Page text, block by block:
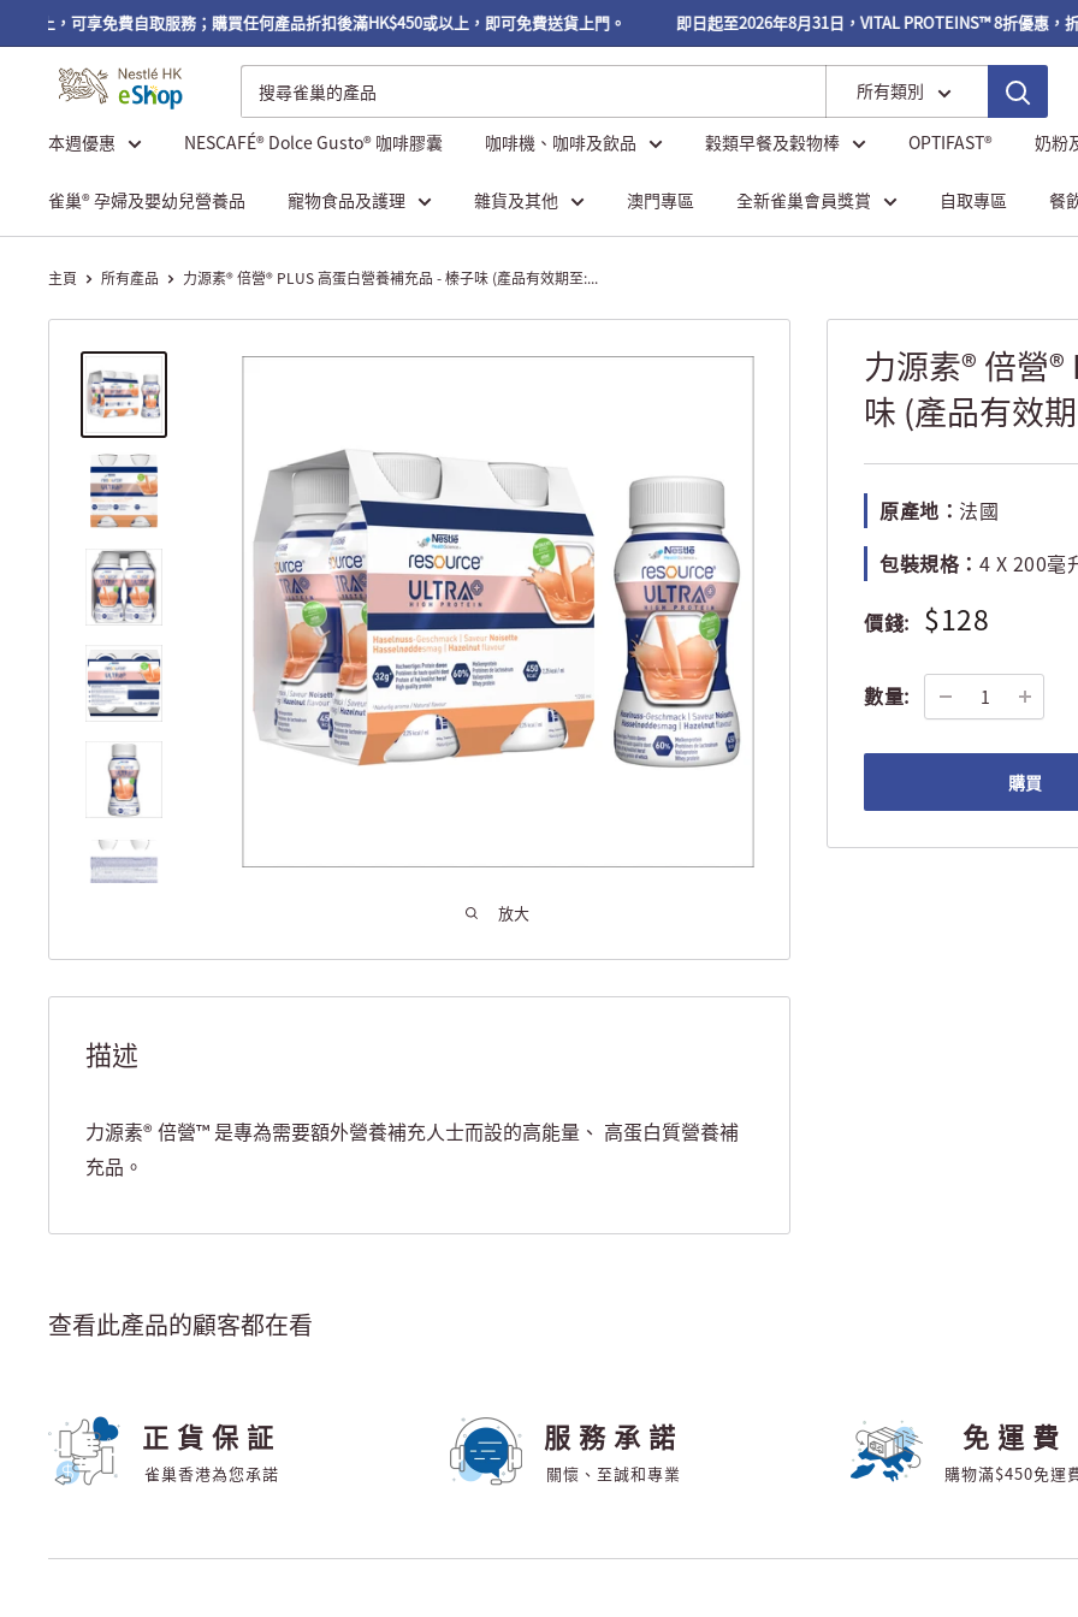
上，可享免費自取服務；購買任何產品折扣後滿HK$450或以上，即可免費送貨上門。 即日起至2026年8月31日，VITAL PROTEINS™ 8折優惠，折
所有類別
本週優惠 NESCAFÉ® Dolce Gusto® 咖啡膠囊 咖啡機、咖啡及飲品 穀類早餐及穀物棒 OPTIFAST® 奶粉
雀巢® 孕婦及嬰幼兒營養品 寵物食品及護理 雜貨及其他 澳門專區 全新雀巢會員獎賞 自取專區 餐
主頁 所有產品 力源素® 倍營® PLUS 高蛋白營養補充品 - 榛子味 (產品有效期至:...
放大
力源素® 倍營
味 (產品有效
原產地： 法國
包裝規格： 4 X 200毫
價錢: $128
數量:
購買
描述
力源素® 倍營™ 是專為需要額外營養補充人士而設的高能量、 高蛋白質營養補
充品。
查看此產品的顧客都在看
正貨保証
雀巢香港為您承諾
服務承諾
關懷、至誠和專業
免運費
購物滿$450免運